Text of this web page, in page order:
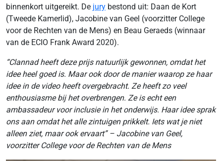
binnenkort uitgereikt. De jury bestond uit: Daan de Kort
(Tweede Kamerlid), Jacobine van Geel (voorzitter College
voor de Rechten van de Mens) en Beau Geraeds (winnaar
van de ECIO Frank Award 2020).
“Clannad heeft deze prijs natuurlijk gewonnen, omdat het
idee heel goed is. Maar ook door de manier waarop ze haar
idee in de video heeft overgebracht. Ze heeft zo veel
enthousiasme bij het overbrengen. Ze is echt een
ambassadeur voor inclusie in het onderwijs. Haar idee sprak
ons aan omdat het alle zintuigen prikkelt. Iets wat je niet
alleen ziet, maar ook ervaart” – Jacobine van Geel,
voorzitter College voor de Rechten van de Mens